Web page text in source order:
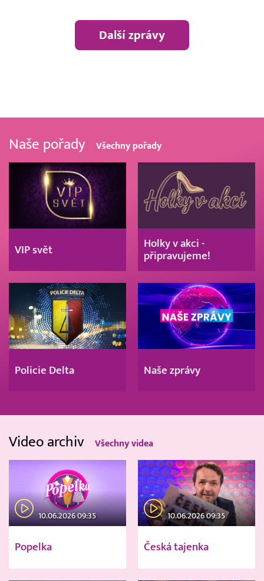
Další zprávy
Naše pořady Všechny pořady
VIP svět
Holky v akci -
připravujeme!
Policie Delta Naše zprávy
Video archiv Všechny videa
10.06.2026 09:35
Popelka
10.06.2026 09:35
Česká tajenka